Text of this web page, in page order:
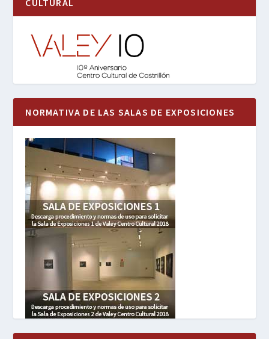
NORMATIVA DE LAS SALAS DE EXPOSICIONES